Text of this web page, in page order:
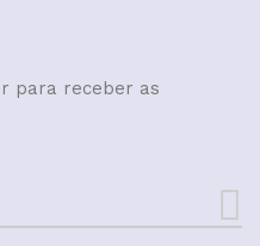
para receber as